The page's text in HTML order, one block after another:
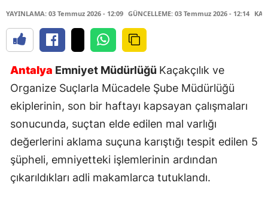
YAYINLAMA: 03 Temmuz 2026 - 12:09 GÜNCELLEME: 03 Temmuz 2026 - 12:14
Antalya Emniyet Müdürlüğü Kaçakçılık ve
Organize Suçlarla Mücadele Şube Müdürlüğü
ekiplerinin, son bir haftayı kapsayan çalışmaları
sonucunda, suçtan elde edilen mal varlığı
değerlerini aklama suçuna karıştığı tespit edilen 5
şüpheli, emniyetteki işlemlerinin ardından
çıkarıldıkları adli makamlarca tutuklandı.